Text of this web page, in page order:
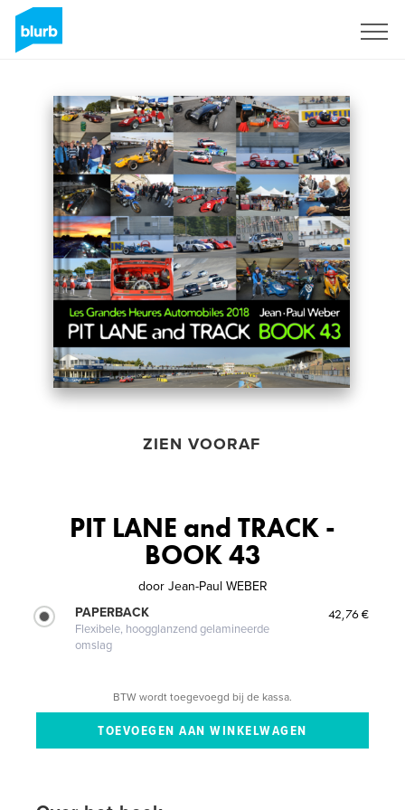
ZIEN VOORAF
PIT LANE and TRACK -
BOOK 43
door Jean-Paul WEBER
PAPERBACK
Flexibele, hoogglanzend gelamineerde
omslag
42,76 €
BTW wordt toegevoegd bij de kassa.